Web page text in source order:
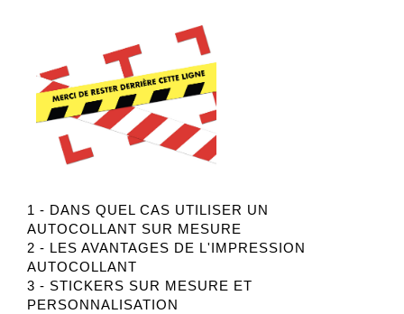
1 - DANS QUEL CAS UTILISER UN
AUTOCOLLANT SUR MESURE
2 - LES AVANTAGES DE L'IMPRESSION
AUTOCOLLANT
3 - STICKERS SUR MESURE ET
PERSONNALISATION